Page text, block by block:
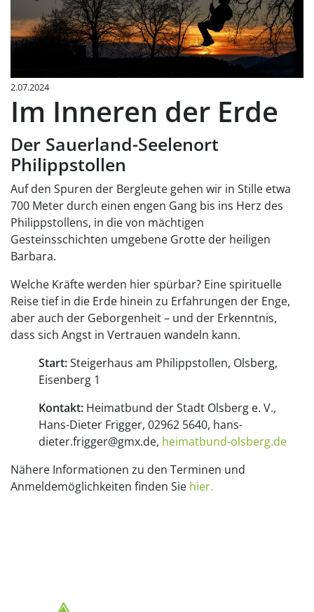
2.07.2024
Im Inneren der Erde
Der Sauerland-Seelenort
Philippstollen
Auf den Spuren der Bergleute gehen wir in Stille etwa
700 Meter durch einen engen Gang bis ins Herz des
Philippstollens, in die von mächtigen
Gesteinsschichten umgebene Grotte der heiligen
Barbara.
Welche Kräfte werden hier spürbar? Eine spirituelle
Reise tief in die Erde hinein zu Erfahrungen der Enge,
aber auch der Geborgenheit – und der Erkenntnis,
dass sich Angst in Vertrauen wandeln kann.
Start:Steigerhaus am Philippstollen, Olsberg,
Eisenberg 1
Kontakt: Heimatbund der Stadt Olsberg e. V.,
Hans-Dieter Frigger, 02962 5640, hans-
dieter.frigger@gmx.de, heimatbund-olsberg.de
Nähere Informationen zu den Terminen und
Anmeldemöglichkeiten finden Sie hier.